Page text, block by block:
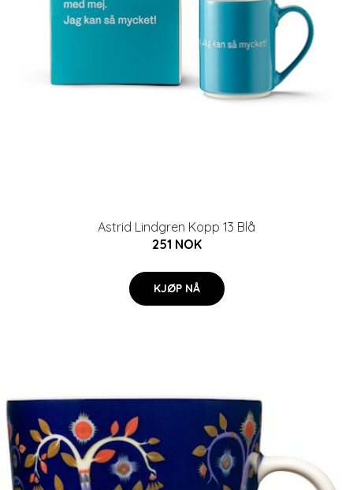
Astrid Lindgren Kopp 13 Blå
251 NOK
KJØP NÅ